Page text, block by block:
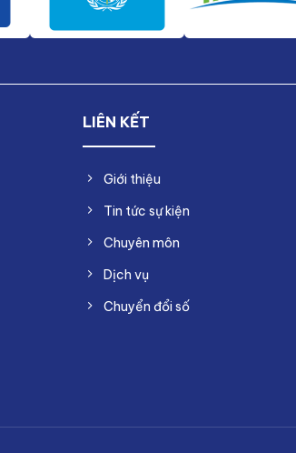
LIÊN KẾT
Giới thiệu
Tin tức sự kiện
Chuyên môn
Dịch vụ
Chuyển đổi số